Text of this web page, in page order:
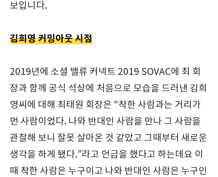
보입니다.
김희영 커밍아웃 시점
2019년에 소셜 밸류 커넥트 2019 SOVAC에 최 회
장과 함께 공식 석상에 처음으로 모습을 드러낸 김희
영씨에 대해 최태원 회장은 “착한 사람과는 거리가
먼 사람이었다. 나와 반대인 사람을 만나 그 사람을
관찰해 보니 잘못 살아온 것 같았고 그때부터 새로운
생각을 하게 됐다.”라고 언급을 했다고 하는데요 이
때 착한 사람은 누구이고 나와 반대인 사람은 누구인